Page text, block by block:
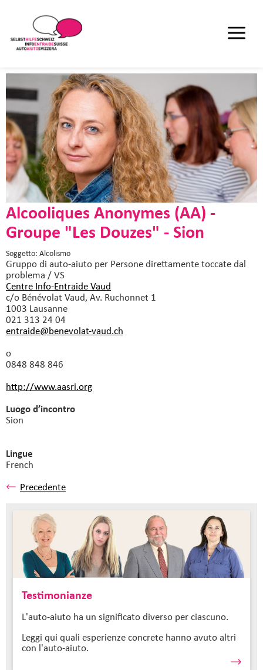
Alcooliques Anonymes (AA) -
Groupe "Les Douzes" - Sion
Soggetto: Alcolismo
Gruppo di auto-aiuto per Persone direttamente toccate dal
problema / VS
Centre Info-Entraide Vaud
c/o Bénévolat Vaud, Av. Ruchonnet 1
1003 Lausanne
021 313 24 04
entraide@benevolat-vaud.ch
o
0848 848 846
http://www.aasri.org
Luogo d’incontro
Sion
Lingue
French
Precedente
Testimonianze
L'auto-aiuto ha un significato diverso per ciascuno.
Leggi qui quali esperienze concrete hanno avuto altri
con l'auto-aiuto.